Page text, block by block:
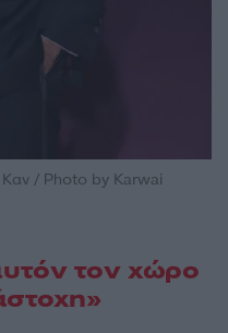
Καν / Ρhoto by Karwai
τον χώρο